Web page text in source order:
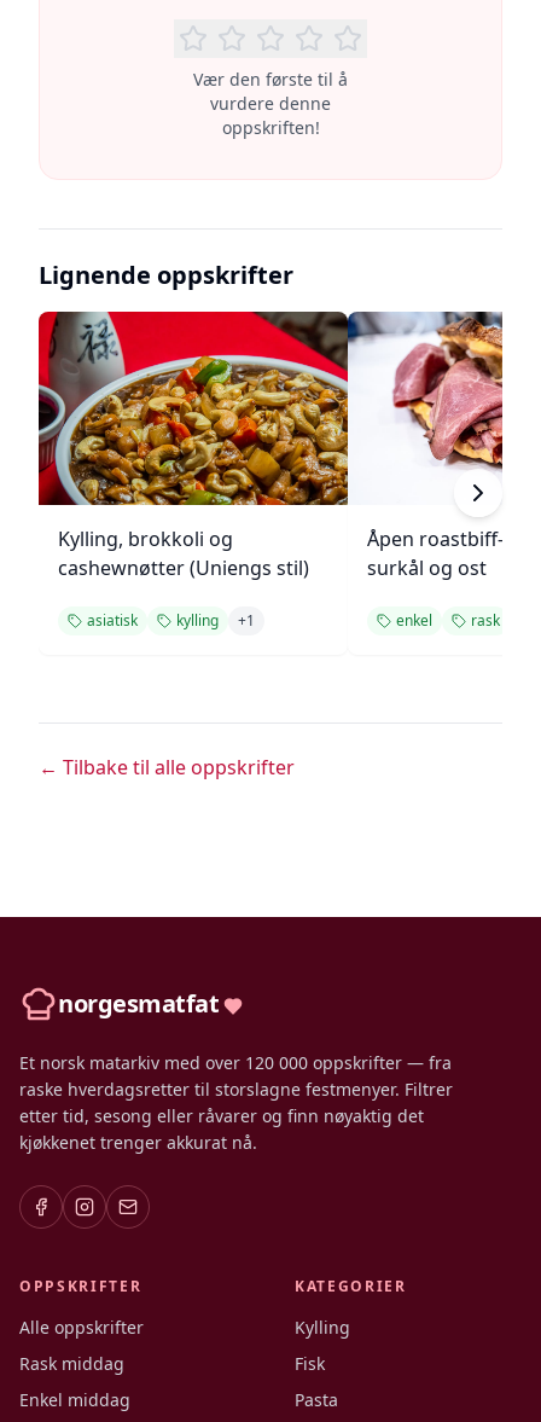
Vær den første til å
vurdere denne
oppskriften!
Lignende oppskrifter
Kylling, brokkoli og
cashewnøtter (Uniengs stil)
asiatisk kylling +1
Åpen roastbiff-
surkål og ost
enkel rask
← Tilbake til alle oppskrifter
norgesmatfat
Et norsk matarkiv med over 120 000 oppskrifter — fra
raske hverdagsretter til storslagne festmenyer. Filtrer
etter tid, sesong eller råvarer og finn nøyaktig det
kjøkkenet trenger akkurat nå.
OPPSKRIFTER
Alle oppskrifter
Rask middag
Enkel middag
KATEGORIER
Kylling
Fisk
Pasta